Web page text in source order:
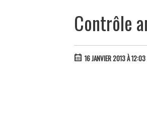
Contrôle
16 JANVIER 2013 À 12:03